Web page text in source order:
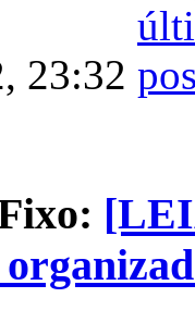
23:32